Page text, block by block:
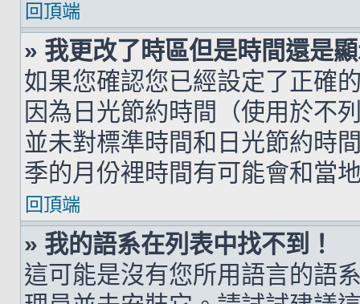
回頂端
» 我更改了時區但是時間還是
如果您確認您已經設定了正確
因為日光節約時間（使用於不
並未對標準時間和日光節約時
季的月份裡時間有可能會和當
回頂端
» 我的語系在列表中找不到！
這可能是沒有您所用語言的語